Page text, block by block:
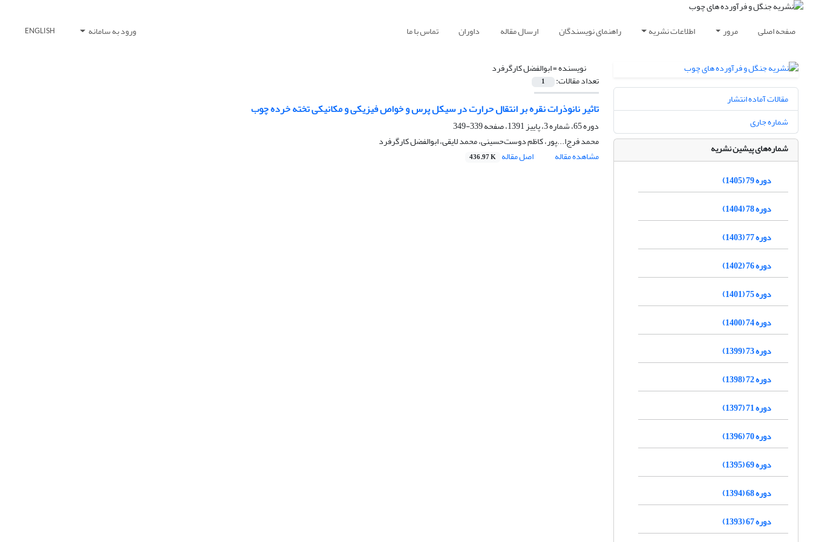
صفحه اصلی مرور اطلاعات نشریه راهنمای نویسندگان ارسال مقاله داوران تماس با ما ورود به سامانه ENGLISH
نویسنده =ابوالفضل کارگرفرد
تعداد مقالات: 1
تاثیر نانوذرات نقره بر انتقال حرارت در سیکل پرس و خواص فیزیکی و مکانیکی تخته خرده چوب
دوره 65، شماره 3، پاییز 1391، صفحه
339-349
محمد فرج‌ا...پور، کاظم دوست‌حسینی، محمد لایقی، ابوالفضل کارگرفرد
مشاهده مقاله
اصل مقاله 436.97 K
مقالات آماده انتشار
شماره جاری
شماره‌های پیشین نشریه
دوره 79 (1405)
دوره 78 (1404)
دوره 77 (1403)
دوره 76 (1402)
دوره 75 (1401)
دوره 74 (1400)
دوره 73 (1399)
دوره 72 (1398)
دوره 71 (1397)
دوره 70 (1396)
دوره 69 (1395)
دوره 68 (1394)
دوره 67 (1393)